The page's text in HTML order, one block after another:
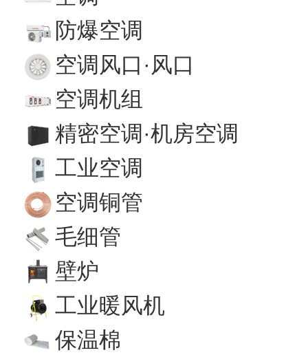
防爆空调
空调风口·风口
空调机组
精密空调·机房空调
工业空调
空调铜管
毛细管
壁炉
工业暖风机
保温棉